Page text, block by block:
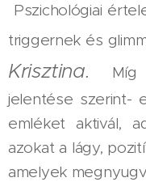
Pszichológiai
triggernek és
Krisztina.
jelentése szerint-
emléket aktivál,
azokat a lágy,
amelyek